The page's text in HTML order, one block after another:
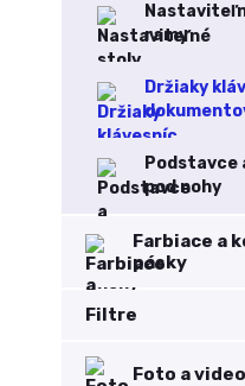
ramy
Držiaky
Podstavce
pod nohy
Farbiace a
pásky
Filtre
Foto a video